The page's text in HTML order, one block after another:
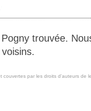
trouvée.
couvertes par les droits d'auteurs de